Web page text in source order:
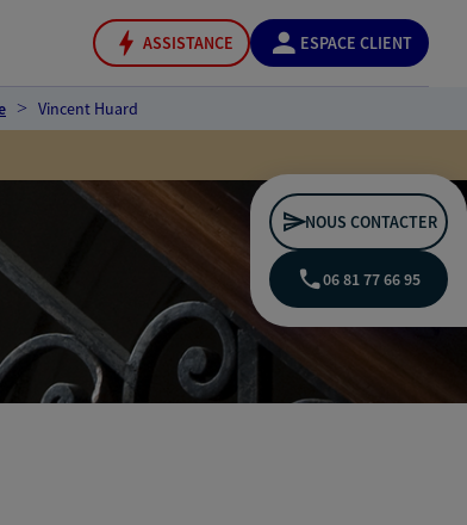
ASSISTANCE ESPACE CLIENT
Vincent Huard
NOUS CONTACTER
06 81 77 66 95